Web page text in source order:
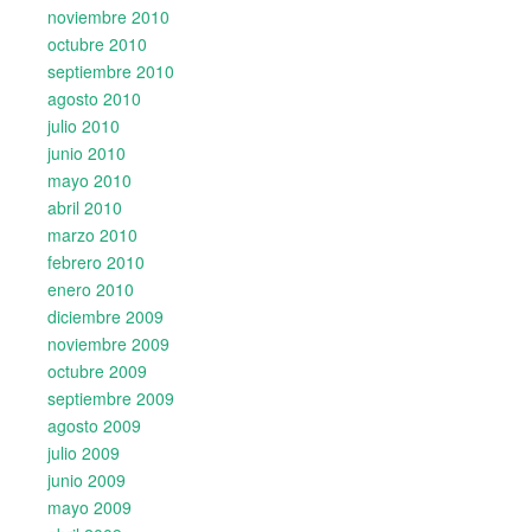
noviembre 2010
octubre 2010
septiembre 2010
agosto 2010
julio 2010
junio 2010
mayo 2010
abril 2010
marzo 2010
febrero 2010
enero 2010
diciembre 2009
noviembre 2009
octubre 2009
septiembre 2009
agosto 2009
julio 2009
junio 2009
mayo 2009